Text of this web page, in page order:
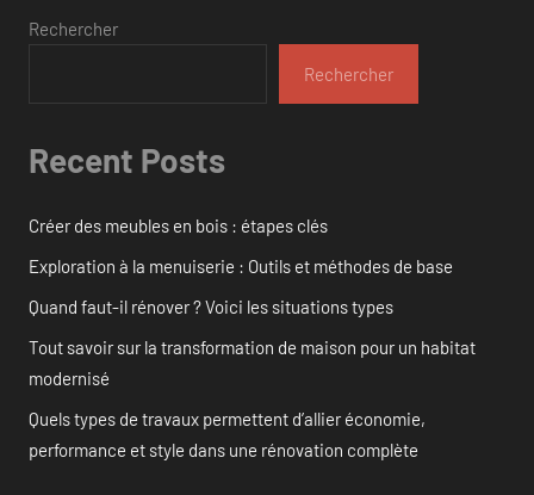
Rechercher
Rechercher
Recent Posts
Créer des meubles en bois : étapes clés
Exploration à la menuiserie : Outils et méthodes de base
Quand faut-il rénover ? Voici les situations types
Tout savoir sur la transformation de maison pour un habitat
modernisé
Quels types de travaux permettent d’allier économie,
performance et style dans une rénovation complète